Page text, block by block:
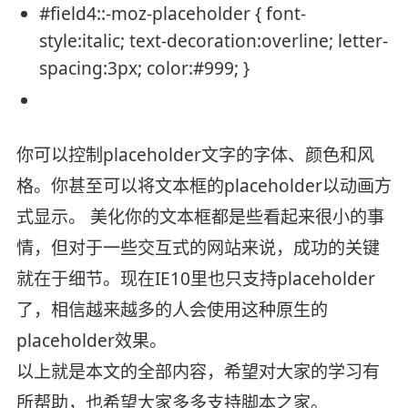
#field4::-moz-placeholder {font-
style:italic; text-decoration:overline; letter-
spacing:3px; color:#999; }
你可以控制placeholder文字的字体、颜色和风
格。你甚至可以将文本框的placeholder以动画方
式显示。 美化你的文本框都是些看起来很小的事
情，但对于一些交互式的网站来说，成功的关键
就在于细节。现在IE10里也只支持placeholder
了，相信越来越多的人会使用这种原生的
placeholder效果。
以上就是本文的全部内容，希望对大家的学习有
所帮助，也希望大家多多支持脚本之家。